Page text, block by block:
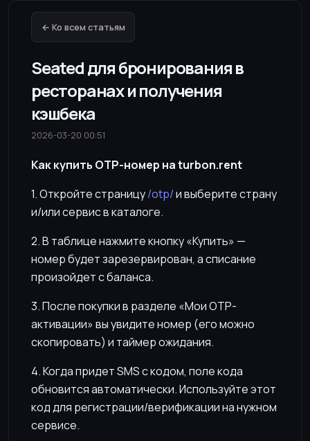
← Ко всем статьям
Seated для бронирования в
ресторанах и получения
кэшбека
2026-03-20 00:51
Как купить OTP-номер на turbon.rent
1. Откройте страницу/otp/и выберите страну
и/или сервис в каталоге.
2. В таблице нажмите кнопку «Купить» —
номер будет зарезервирован, а списание
произойдет с баланса.
3. После покупки в разделе «Мои OTP-
активации» вы увидите номер (его можно
скопировать) и таймер ожидания.
4. Когда придет SMS с кодом, поле кода
обновится автоматически. Используйте этот
код для регистрации/верификации на нужном
сервисе.